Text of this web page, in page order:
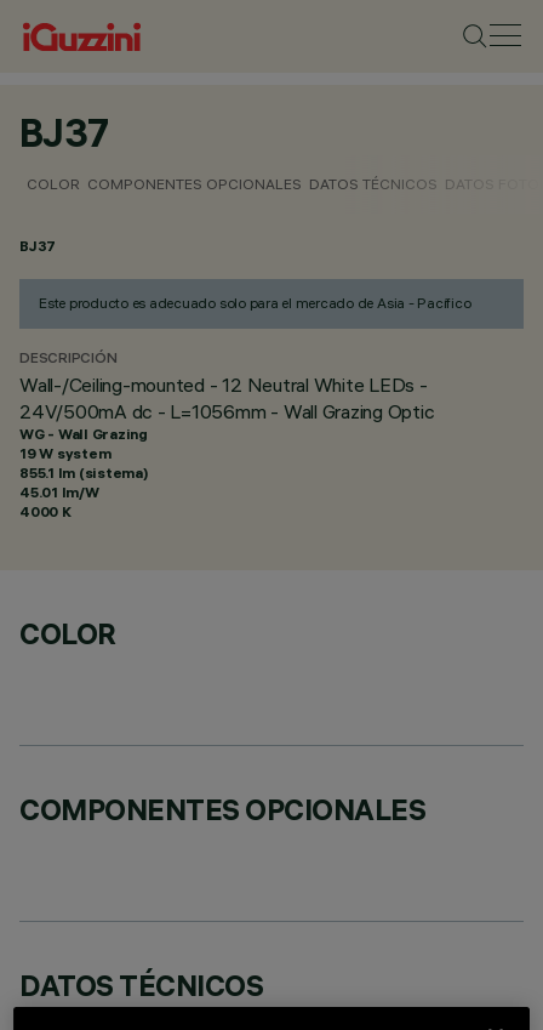
BJ37
COLOR COMPONENTES OPCIONALES DATOS TÉCNICOS DATOS
BJ37
Este producto es adecuado solo para el mercado de Asia - Pacífico
DESCRIPCIÓN
Wall-/Ceiling-mounted - 12 Neutral White LEDs -
24V/500mA dc - L=1056mm - Wall Grazing Optic
WG - Wall Grazing
19 W system
855.1 lm (sistema)
45.01 lm/W
4000 K
COLOR
COMPONENTES OPCIONALES
DATOS TÉCNICOS